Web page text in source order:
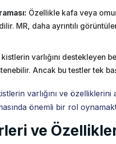
Özellikle kafa veya
MR, daha ayrıntılı
varlığını destekleyen
Ancak bu testler tek
varlığını ve özelliklerini
önemli bir rol
ve